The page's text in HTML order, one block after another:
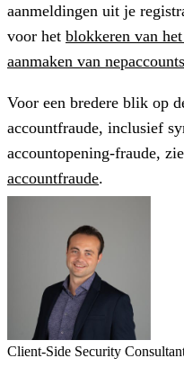
aanmeldingen uit je
voor het blokkeren van
aanmaken van nepaccounts
Voor een bredere blik op
accountfraude, inclusief
accountopening-fraude,
accountfraude.
Client-Side Security